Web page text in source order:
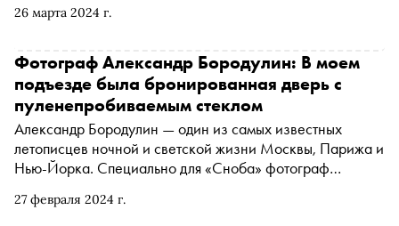
26 марта 2024 г.
27 февраля 2024 г.
Фотограф Александр Бородулин: В моем
подъезде была бронированная дверь с
пуленепробиваемым стеклом
Александр Бородулин — один из самых известных
летописцев ночной и светской жизни Москвы, Парижа и
Нью-Йорка. Специально для «Сноба» фотограф
Берроузом и дружбе с Эдуардом Лимоновым